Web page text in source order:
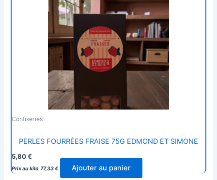
Confiseries
PERLES FOURRÉES FRAISE 75G EDMOND ET SIMONE
5,80€
Prix au kilo 77,33€ Ajouter au panier